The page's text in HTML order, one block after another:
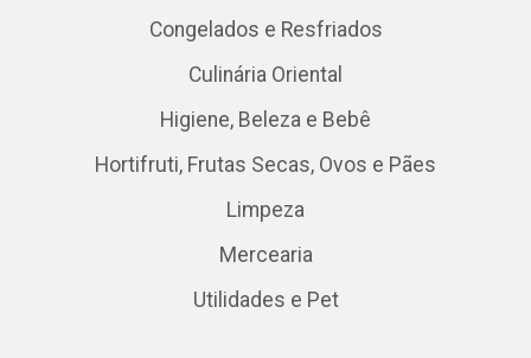
Congelados e Resfriados
Culinária Oriental
Higiene, Beleza e Bebê
Hortifruti, Frutas Secas, Ovos e Pães
Limpeza
Mercearia
Utilidades e Pet